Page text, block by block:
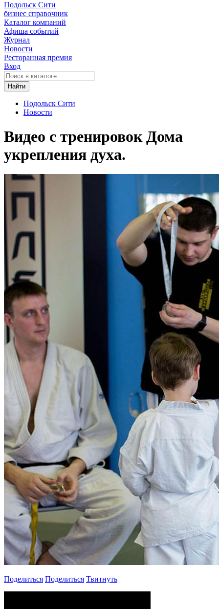
Подольск Сити
бизнес справочник
Каталог компаний
Афиша событий
Журнал
Новости
Ресторанная премия
Вход
Найти
Подольск Сити
Новости
Видео с тренировок Дома
укрепления духа.
Поделиться Поделиться Твитнуть